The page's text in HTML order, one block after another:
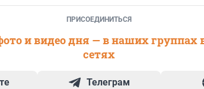
ПРИСОЕДИНИТЬСЯ
и видео дня — в наших группах
сетях
Телеграм